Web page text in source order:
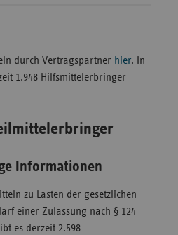
durch Vertragspartner hier. In
1.948 Hilfsmittelerbringer
Informationen
zu Lasten der gesetzlichen
einer Zulassung nach § 124
es derzeit 2.598